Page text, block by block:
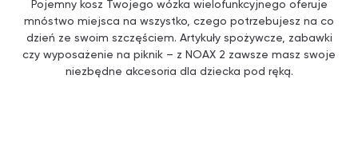
Pojemny kosz Twojego wózka wielofunkcyjnego oferuje
mnóstwo miejsca na wszystko, czego potrzebujesz na co
dzień ze swoim szczęściem. Artykuły spożywcze, zabawki
czy wyposażenie na piknik – z NOAX 2 zawsze masz swoje
niezbędne akcesoria dla dziecka pod ręką.